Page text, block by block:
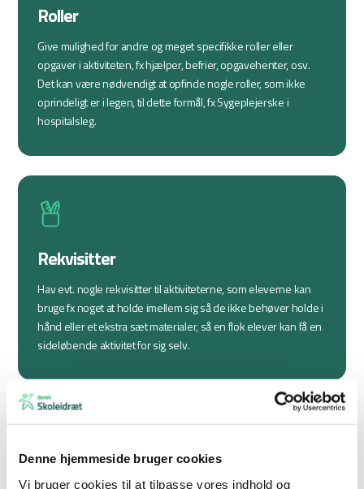
Denne hjemmeside bruger cookies
Vi bruger cookies til at tilpasse vores indhold og
Roller
Give mulighed for andre og meget specifikke roller eller
opgaver i aktiviteten, fx hjælper, befrier, opgavehenter, osv.
Det kan være nødvendigt at opfinde nogle roller, som ikke
oprindeligt er i legen, til dette formål, fx Sygeplejerske i
hospitalsleg.
Rekvisitter
Hav evt. nogle rekvisitter til aktiviteterne, som eleverne kan
bruge fx noget at holde imellem sig så de ikke behøver holde i
hånd eller et ekstra sæt materialer, så en flok elever kan få en
sideløbende aktivitet for sig selv.
Samling